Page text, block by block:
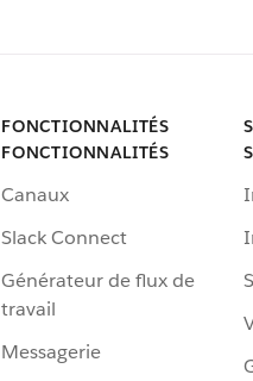
FONCTIONNALITÉS
FONCTIONNALITÉS
Canaux
Slack Connect
Générateur de flux de
travail
Messagerie